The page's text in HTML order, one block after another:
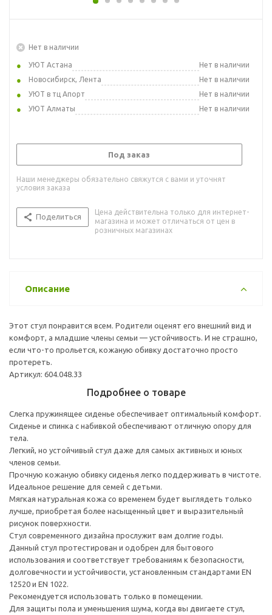
Нет в наличии
УЮТ Астана
Нет в наличии
Новосибирск, Лента
Нет в наличии
УЮТ в тц Апорт
Нет в наличии
УЮТ Алматы
Нет в наличии
Под заказ
Наши менеджеры обязательно свяжутся с вами и уточнят
условия заказа
Поделиться
Цена действительна только для интернет-
магазина и может отличаться от цен в
розничных магазинах
Описание
Этот стул понравится всем. Родители оценят его внешний вид и
комфорт, а младшие члены семьи — устойчивость. И не страшно,
если что-то прольется, кожаную обивку достаточно просто
протереть.
Артикул: 604.048.33
Подробнее о товаре
Слегка пружинящее сиденье обеспечивает оптимальный комфорт.
Сиденье и спинка с набивкой обеспечивают отличную опору для
тела.
Легкий, но устойчивый стул даже для самых активных и юных
членов семьи.
Прочную кожаную обивку сиденья легко поддерживать в чистоте.
Идеальное решение для семей с детьми.
Мягкая натуральная кожа со временем будет выглядеть только
лучше, приобретая более насыщенный цвет и выразительный
рисунок поверхности.
Стул современного дизайна прослужит вам долгие годы.
Данный стул протестирован и одобрен для бытового
использования и соответствует требованиям к безопасности,
долговечности и устойчивости, установленным стандартами EN
12520 и EN 1022.
Рекомендуется использовать только в помещении.
Для защиты пола и уменьшения шума, когда вы двигаете стул,